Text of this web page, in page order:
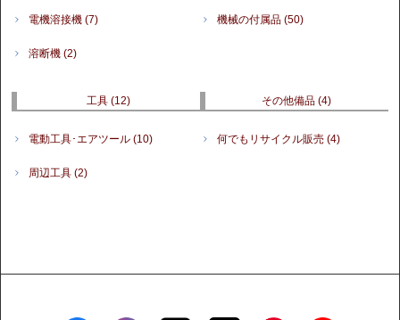
電機溶接機(7)
溶断機(2)
機械の付属品 (50)
工具(12)
電動工具･エアツール(10)
周辺工具(2)
その他備品(4)
何でもリサイクル販売 (4)